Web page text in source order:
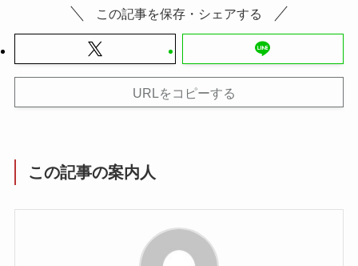
この記事を保存・シェアする
URLをコピーする
この記事の案内人